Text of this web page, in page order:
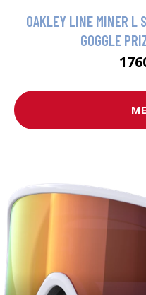
OAKLEY LINE MINER L
GOGGLE